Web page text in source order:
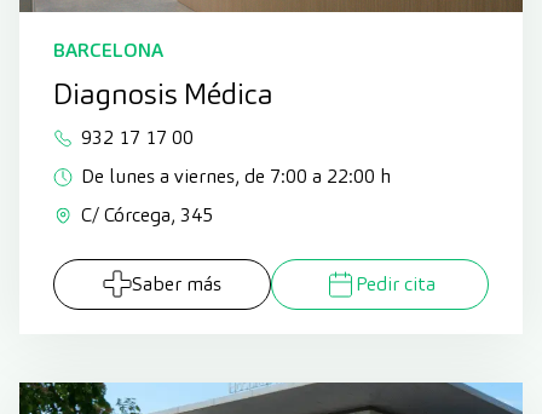
BARCELONA
Diagnosis Médica
932 17 17 00
De lunes a viernes, de 7:00 a 22:00 h
C/ Córcega, 345
Saber más Pedir cita